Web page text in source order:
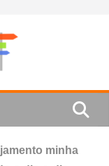
minha